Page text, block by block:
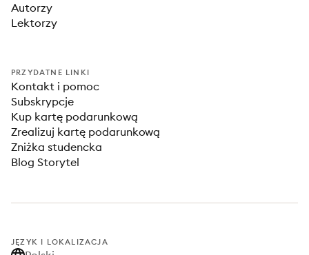
Autorzy
Lektorzy
PRZYDATNE LINKI
Kontakt i pomoc
Subskrypcje
Kup kartę podarunkową
Zrealizuj kartę podarunkową
Zniżka studencka
Blog Storytel
JĘZYK I LOKALIZACJA